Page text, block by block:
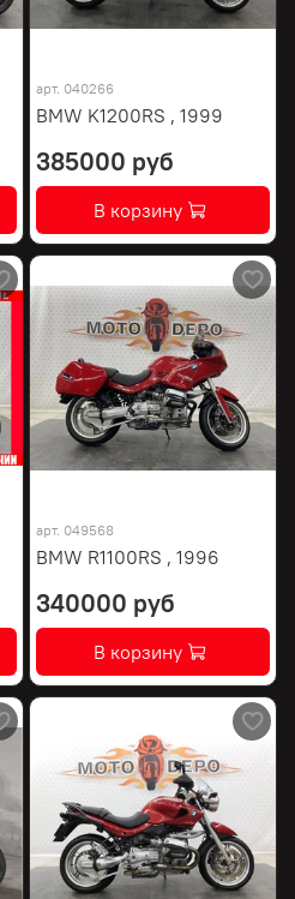
арт. 040266
BMW K1200RS , 1999
385000 руб
В корзину
арт. 049568
BMW R1100RS , 1996
340000 руб
В корзину